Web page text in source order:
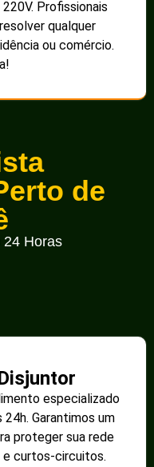
Profissionais
qualquer
ou comércio.
de
24 Horas
especializado
Garantimos um
proteger sua rede
curtos-circuitos.